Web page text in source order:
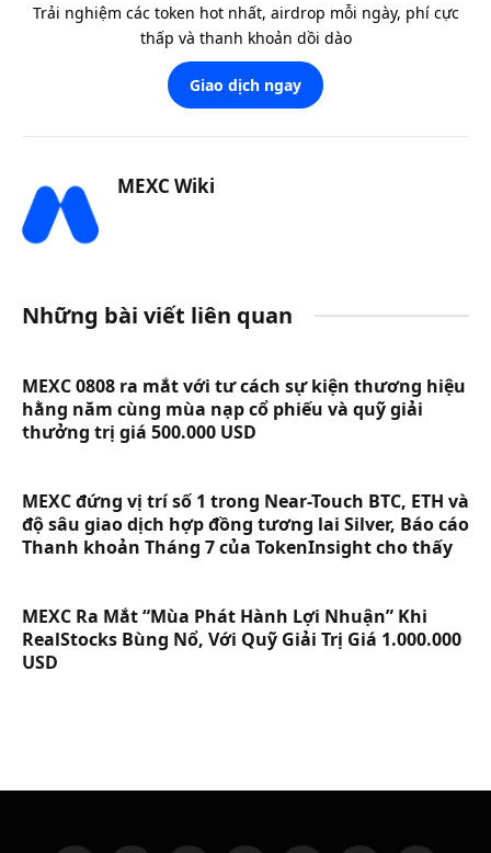
Trải nghiệm các token hot nhất, airdrop mỗi ngày, phí cực
thấp và thanh khoản dồi dào
Giao dịch ngay
MEXC Wiki
Những bài viết liên quan
MEXC 0808 ra mắt với tư cách sự kiện thương hiệu
hằng năm cùng mùa nạp cổ phiếu và quỹ giải
thưởng trị giá 500.000 USD
MEXC đứng vị trí số 1 trong Near-Touch BTC, ETH và
độ sâu giao dịch hợp đồng tương lai Silver, Báo cáo
Thanh khoản Tháng 7 của TokenInsight cho thấy
MEXC Ra Mắt “Mùa Phát Hành Lợi Nhuận” Khi
RealStocks Bùng Nổ, Với Quỹ Giải Trị Giá 1.000.000
USD